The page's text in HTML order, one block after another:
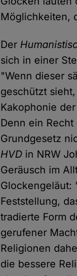
Möglichkeiten,
Der
sich in einer
"Wenn dieser
geschützt
Kakophonie
Denn ein
Grundgesetz
HVD in NRW
Geräusch im
Glockengeläut:
Feststellung,
tradierte Form
gerufener
Religionen
die bessere